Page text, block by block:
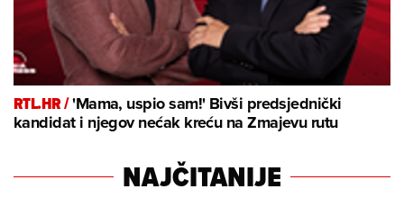
RTL.HR /'Mama, uspio sam!' Bivši predsjednički
kandidat i njegov nećak kreću na Zmajevu rutu
NAJČITANIJE